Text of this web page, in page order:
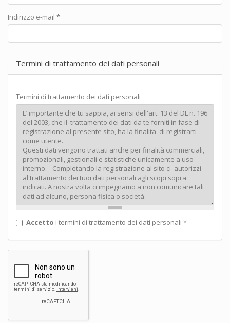
Indirizzo e-mail *
Termini di trattamento dei dati personali
Termini di trattamento dei dati personali
Accetto i termini di trattamento dei dati personali *